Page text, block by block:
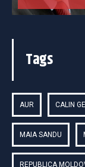
Tags
AUR CALIN
MAIA SANDU
REPUBLICA